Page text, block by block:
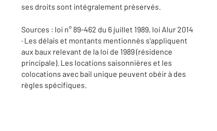
ses droits sont intégralement préservés.
Sources : loi n° 89-462 du 6 juillet 1989, loi Alur 2014
· Les délais et montants mentionnés s'appliquent
aux baux relevant de la loi de 1989 (résidence
principale). Les locations saisonnières et les
colocations avec bail unique peuvent obéir à des
règles spécifiques.